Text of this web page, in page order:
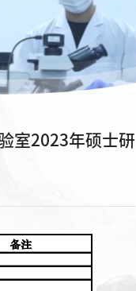
室2023年硕士研